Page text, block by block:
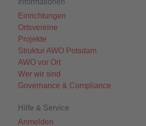
Informationen
Einrichtungen
Ortsvereine
Projekte
Struktur AWO Potsdam
AWO vor Ort
Wer wir sind
Governance & Compliance
Hilfe & Service
Anmelden